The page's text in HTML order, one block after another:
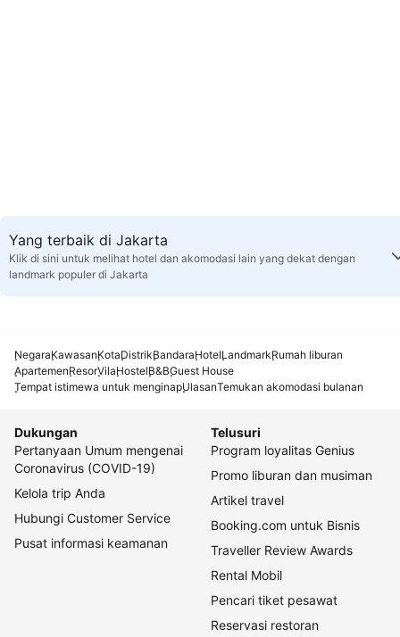
Yang terbaik di Jakarta
Klik di sini untuk melihat hotel dan akomodasi lain yang dekat dengan
landmark populer di Jakarta
NegaraKawasanKotaDistrikBandaraHotelLandmarkRumah liburan
ApartemenResorVilaHostelB&BGuest House
Tempat istimewa untuk menginapUlasanTemukan akomodasi bulanan
Dukungan
Pertanyaan Umum mengenai
Coronavirus (COVID-19)
Kelola trip Anda
Hubungi Customer Service
Pusat informasi keamanan
Telusuri
Program loyalitas Genius
Promo liburan dan musiman
Artikel travel
Booking.com untuk Bisnis
Traveller Review Awards
Rental Mobil
Pencari tiket pesawat
Reservasi restoran